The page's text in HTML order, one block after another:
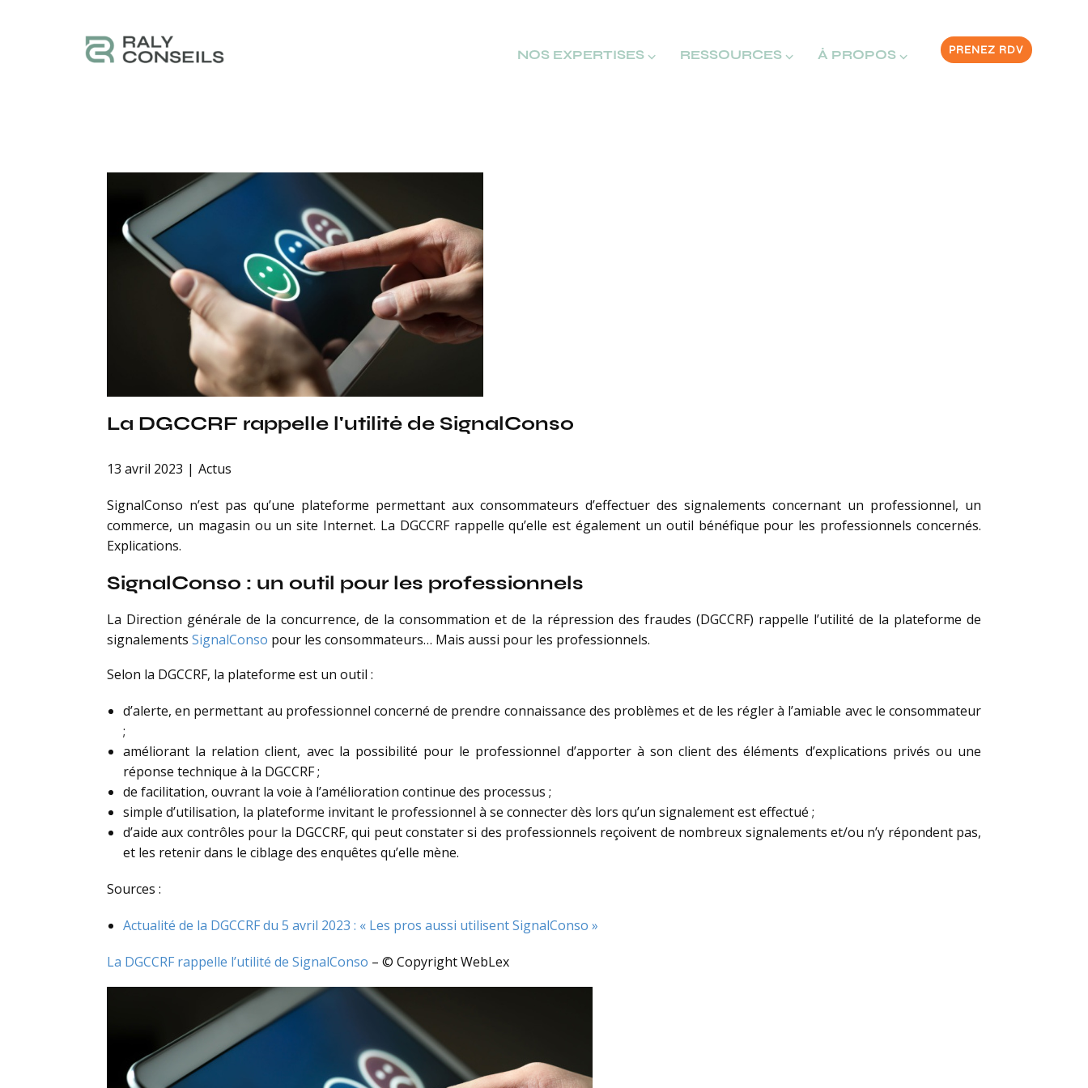
PRENEZ RDV
NOS EXPERTISES ⌵ RESSOURCES ⌵ À PROPOS ⌵
La DGCCRF rappelle l'utilité de SignalConso
13 avril 2023 Actus
SignalConso n’est pas qu’une plateforme permettant aux consommateurs d’effectuer des signalements concernant un professionnel, un
commerce, un magasin ou un site Internet. La DGCCRF rappelle qu’elle est également un outil bénéfique pour les professionnels concernés.
Explications.
SignalConso : un outil pour les professionnels
La Direction générale de la concurrence, de la consommation et de la répression des fraudes (DGCCRF) rappelle l’utilité de la plateforme de
signalements SignalConso pour les consommateurs… Mais aussi pour les professionnels.
Selon la DGCCRF, la plateforme est un outil :
d’alerte, en permettant au professionnel concerné de prendre connaissance des problèmes et de les régler à l’amiable avec le consommateur
;
améliorant la relation client, avec la possibilité pour le professionnel d’apporter à son client des éléments d’explications privés ou une
réponse technique à la DGCCRF ;
de facilitation, ouvrant la voie à l’amélioration continue des processus ;
simple d’utilisation, la plateforme invitant le professionnel à se connecter dès lors qu’un signalement est effectué ;
d’aide aux contrôles pour la DGCCRF, qui peut constater si des professionnels reçoivent de nombreux signalements et/ou n’y répondent pas,
et les retenir dans le ciblage des enquêtes qu’elle mène.
Sources :
Actualité de la DGCCRF du 5 avril 2023 : « Les pros aussi utilisent SignalConso »
La DGCCRF rappelle l’utilité de SignalConso – © Copyright WebLex